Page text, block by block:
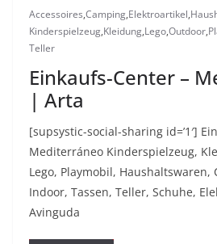
Accessoires,Camping,Elektroartikel,
Kinderspielzeug,Kleidung,Lego,Outdoor,
Teller
Einkaufs-Center –
| Arta
[supsystic-social-sharing id=’1′]
Mediterráneo Kinderspielzeug,
Lego, Playmobil, Haushaltswaren,
Indoor, Tassen, Teller, Schuhe,
Avinguda